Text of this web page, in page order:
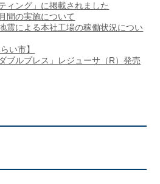
ィング」に掲載されました
間の実施について
震による本社工場の稼働状況につい
い市】
ブルプレス」レジューサ（R）発売